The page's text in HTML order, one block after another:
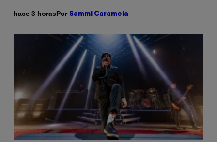
hace 3 horasPor Sammi Caramela